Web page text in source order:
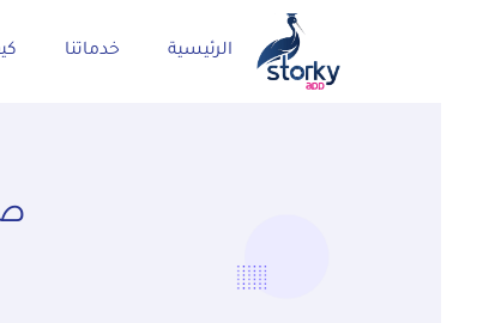
الرئيسية خدماتنا